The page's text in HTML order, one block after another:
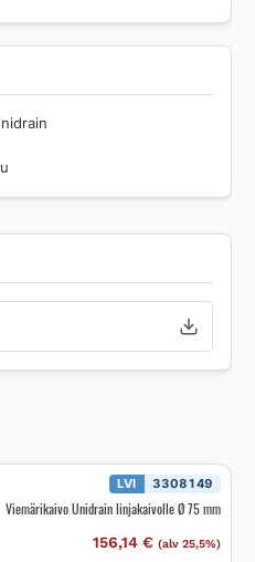
LVI 3308149
Viemärikaivo Unidrain linjakaivolle Ø 75 mm
156,14 € (alv 25,5%)